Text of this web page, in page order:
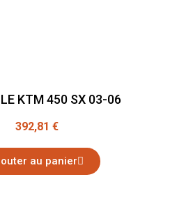
KTM 450 SX 03-06
392,81 €
au panier